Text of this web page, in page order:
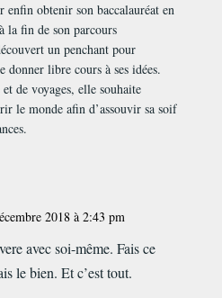
obtenir son baccalauréat en
la fin de son parcours
un penchant pour
libre cours à ses idées.
de voyages, elle souhaite
le monde afin d’assouvir sa soif
2018 à 2:43 pm
avec soi-même. Fais ce
le bien. Et c’est tout.